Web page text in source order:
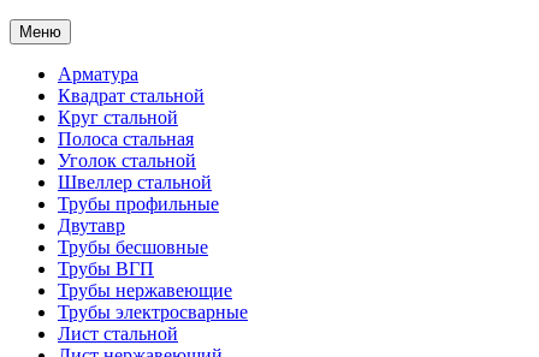
Меню
Арматура
Квадрат стальной
Круг стальной
Полоса стальная
Уголок стальной
Швеллер стальной
Трубы профильные
Двутавр
Трубы бесшовные
Трубы ВГП
Трубы нержавеющие
Трубы электросварные
Лист стальной